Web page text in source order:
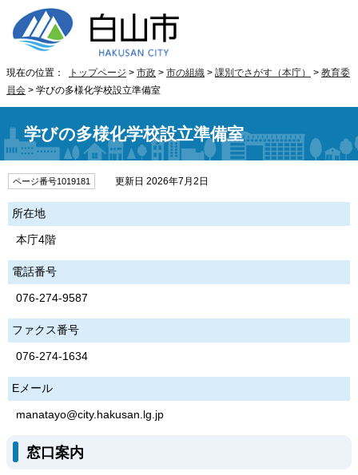
現在の位置： トップページ > 市政 > 市の組織 > 課別でさがす（本庁） > 教育委
員会 > 学びの多様化学校設立準備室
学びの多様化学校設立準備室
ページ番号1019181 更新日 2026年7月2日
所在地
本庁4階
電話番号
076-274-9587
ファクス番号
076-274-1634
Eメール
manatayo@city.hakusan.lg.jp
窓口案内